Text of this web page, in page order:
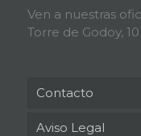
Ven a nuestras
Torre de Godoy,
Contacto
Aviso Legal